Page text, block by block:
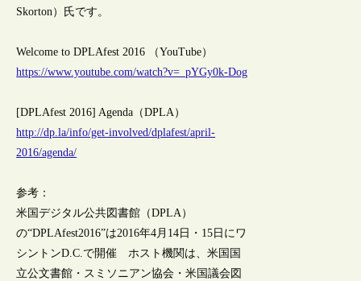
Skorton）氏です。
Welcome to DPLAfest 2016 （YouTube）
https://www.youtube.com/watch?v=_pYGy0k-Dog
[DPLAfest 2016] Agenda（DPLA）
http://dp.la/info/get-involved/dplafest/april-
2016/agenda/
参考：
米国デジタル公共図書館（DPLA）
の“DPLAfest2016”は2016年4月14日・15日にワ
シントンD.C.で開催 ホスト機関は、米国国
立公文書館・スミソニアン協会・米国議会図